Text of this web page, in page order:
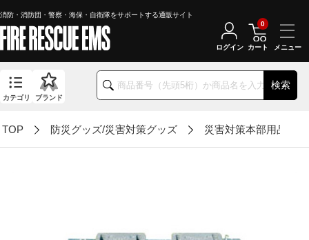
消防・消防団・警察・海保・自衛隊をサポートする通販サイト
検索
カテゴリ ブランド
ログイン カート
0
TOP 防災グッズ/災害対策グッズ 災害対策本部用品